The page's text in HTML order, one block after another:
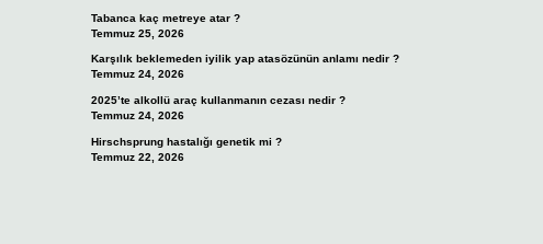
Tabanca kaç metreye atar ?
Temmuz 25, 2026
Karşılık beklemeden iyilik yap atasözünün anlamı nedir ?
Temmuz 24, 2026
2025’te alkollü araç kullanmanın cezası nedir ?
Temmuz 24, 2026
Hirschsprung hastalığı genetik mi ?
Temmuz 22, 2026